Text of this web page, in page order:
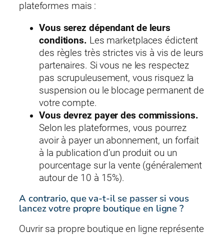
plateformes mais :
Vous serez dépendant de leurs
conditions. Les marketplaces édictent
des règles très strictes vis à vis de leurs
partenaires. Si vous ne les respectez
pas scrupuleusement, vous risquez la
suspension ou le blocage permanent de
votre compte.
Vous devrez payer des commissions.
Selon les plateformes, vous pourrez
avoir à payer un abonnement, un forfait
à la publication d’un produit ou un
pourcentage sur la vente (généralement
autour de 10 à 15%).
A contrario, que va-t-il se passer si vous
lancez votre propre boutique en ligne ?
Ouvrir sa propre boutique en ligne représente